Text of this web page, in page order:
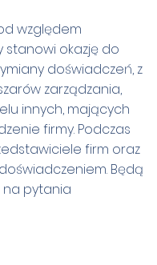
względem
stanowi okazję do
doświadczeń, z
zarządzania,
innych, mających
firmy. Podczas
firm oraz
Będą
pytania